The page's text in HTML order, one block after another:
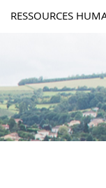
RESSOURCES